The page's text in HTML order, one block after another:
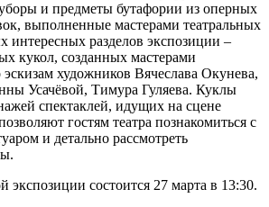
и предметы бутафории из оперных
выполненные мастерами театральных
интересных разделов экспозиции –
кукол, созданных мастерами
художников Вячеслава Окунева,
Усачёвой, Тимура Гуляева. Куклы
спектаклей, идущих на сцене
гостям театра познакомиться с
и детально рассмотреть
состоится 27 марта в 13:30.